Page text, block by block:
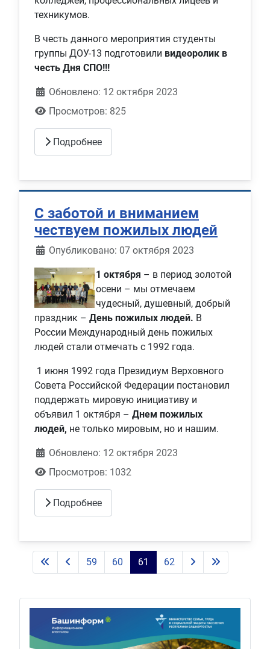
техникумов.
В честь данного мероприятия студенты
группы ДОУ-13 подготовили видеоролик в
честь Дня СПО!!!
Обновлено: 12 октября 2023
Просмотров: 825
Подробнее
С заботой и вниманием
чествуем пожилых людей
Информация о материале
Опубликовано: 07 октября 2023
1 октября – в период золотой
осени – мы отмечаем
чудесный, душевный, добрый
праздник – День пожилых людей. В
России Международный день пожилых
людей стали отмечать с 1992 года.
1 июня 1992 года Президиум Верховного
Совета Российской Федерации постановил
поддержать мировую инициативу и
объявил 1 октября – Днем пожилых
людей, не только мировым, но и нашим.
Обновлено: 12 октября 2023
Просмотров: 1032
Подробнее
59 60 61 62